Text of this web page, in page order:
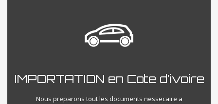
IMPORTATION en Cote d’ivoire
Nous preparons tout les documents nessecaire a